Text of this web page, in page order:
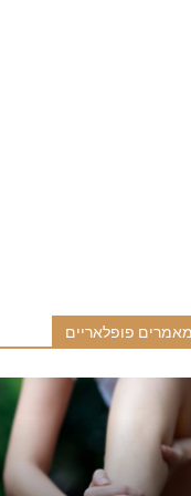
פופלאריים